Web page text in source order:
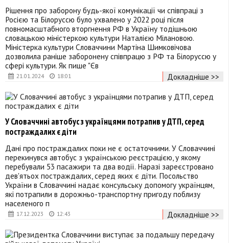
21.01.2024 18:01
Рішення про заборону будь-якої комунікації чи співпраці з
Росією та Білоруссю було ухвалено у 2022 році після
повномасштабного вторгнення РФ в Україну тодішньою
словацькою міністеркою культури Наталією Мілановою.
Міністерка культури Словаччини Мартіна Шимковічова
дозволила раніше заборонену співпрацю з РФ та Білоруссю у
сфері культури. Як пише "Єв
Докладніше >>
17.12.2023 12:43
У Словаччині автобус з українцями потрапив у ДТП, серед
постраждалих є діти
Дані про постраждалих поки не є остаточними. У Словаччині
перекинувся автобус з українською реєстрацією, у якому
перебували 53 пасажири та два водії. Наразі зареєстровано
дев'ятьох постраждалих, серед яких є діти. Посольство
України в Словаччині надає консульську допомогу українцям,
які потрапили в дорожньо-транспортну пригоду поблизу
населеного п
Докладніше >>